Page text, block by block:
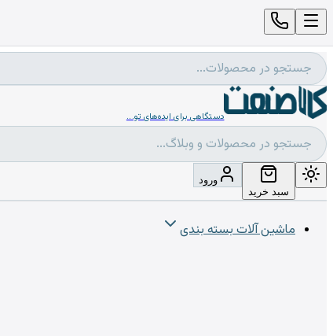
دستگاهی برای ایده‌های تو...
سبد خرید
ورود
ماشین آلات بسته بندی